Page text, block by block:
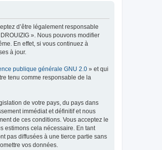
d’être légalement responsable
». Nous pouvons modifier
En effet, si vous continuez à
à jour.
publique générale GNU 2.0 » et qui
tenu comme responsable de la
de votre pays, du pays dans
immédiat et définitif et nous
de ces conditions. Vous acceptez le
estimons cela nécessaire. En tant
pas diffusées à une tierce partie sans
vos données.